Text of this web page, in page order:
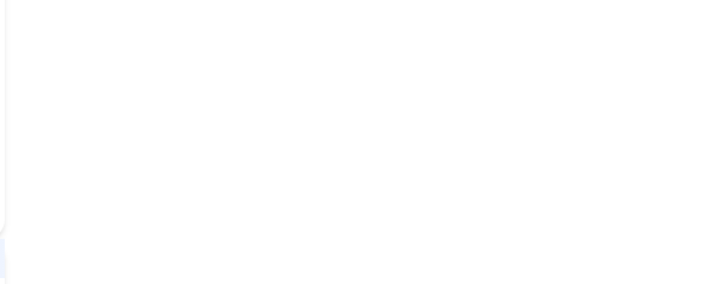
Singocandi Bae Kudus